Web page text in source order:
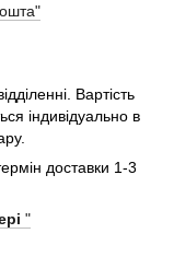
Вартість
індивідуально в
доставки 1-3
"